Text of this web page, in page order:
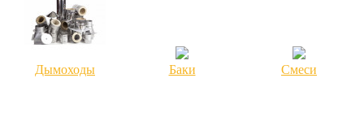
Дымоходы Баки Смеси